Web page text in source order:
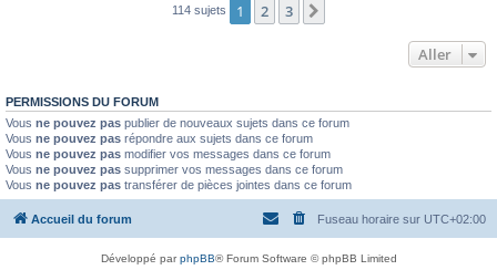
114 sujets 1 2 3
Aller
PERMISSIONS DU FORUM
Vous ne pouvez pas publier de nouveaux sujets dans ce forum
Vous ne pouvez pas répondre aux sujets dans ce forum
Vous ne pouvez pas modifier vos messages dans ce forum
Vous ne pouvez pas supprimer vos messages dans ce forum
Vous ne pouvez pas transférer de pièces jointes dans ce forum
Accueil du forum Fuseau horaire sur UTC+02:00
Développé parphpBB® Forum Software © phpBB Limited